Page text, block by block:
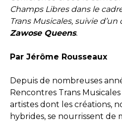
Champs Libres dans le
Trans Musicales, suivie
Zawose Queens.
Par Jérôme Rousseaux
Depuis de nombreuses
Rencontres Trans
artistes dont les créations,
hybrides, se nourrissent de